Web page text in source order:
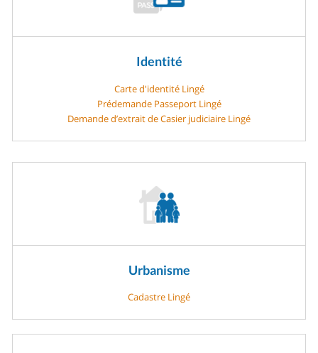
Identité
Carte d'identité Lingé
Prédemande Passeport Lingé
Demande d’extrait de Casier judiciaire Lingé
Urbanisme
Cadastre Lingé